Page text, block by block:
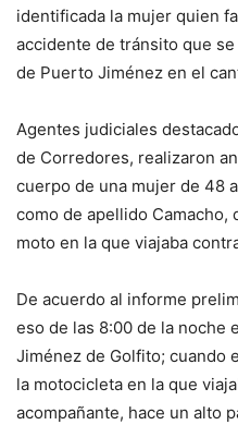
identificada la mujer quien
accidente de tránsito que
de Puerto Jiménez en el
Agentes judiciales
de Corredores, realizaron
cuerpo de una mujer de 48
como de apellido
moto en la que viajaba
De acuerdo al informe
eso de las 8:00 de la noche
Jiménez de Golfito; cuando
la motocicleta en la que
acompañante, hace un alto